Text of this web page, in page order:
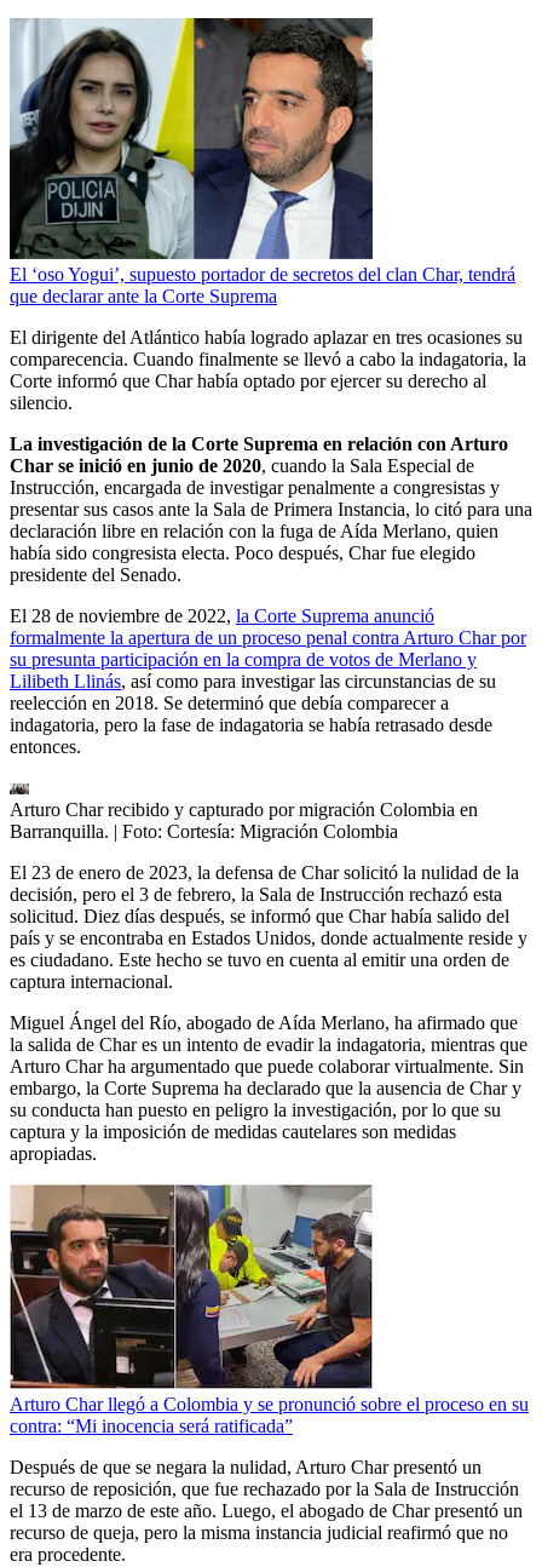
El ‘oso Yogui’, supuesto portador de secretos del clan Char, tendrá
que declarar ante la Corte Suprema
El dirigente del Atlántico había logrado aplazar en tres ocasiones su
comparecencia. Cuando finalmente se llevó a cabo la indagatoria, la
Corte informó que Char había optado por ejercer su derecho al
silencio.
La investigación de la Corte Suprema en relación con Arturo
Char se inició en junio de 2020, cuando la Sala Especial de
Instrucción, encargada de investigar penalmente a congresistas y
presentar sus casos ante la Sala de Primera Instancia, lo citó para una
declaración libre en relación con la fuga de Aída Merlano, quien
había sido congresista electa. Poco después, Char fue elegido
presidente del Senado.
El 28 de noviembre de 2022, la Corte Suprema anunció
formalmente la apertura de un proceso penal contra Arturo Char por
su presunta participación en la compra de votos de Merlano y
Lilibeth Llinás, así como para investigar las circunstancias de su
reelección en 2018. Se determinó que debía comparecer a
indagatoria, pero la fase de indagatoria se había retrasado desde
entonces.
Arturo Char recibido y capturado por migración Colombia en
Barranquilla. | Foto: Cortesía: Migración Colombia
El 23 de enero de 2023, la defensa de Char solicitó la nulidad de la
decisión, pero el 3 de febrero, la Sala de Instrucción rechazó esta
solicitud. Diez días después, se informó que Char había salido del
país y se encontraba en Estados Unidos, donde actualmente reside y
es ciudadano. Este hecho se tuvo en cuenta al emitir una orden de
captura internacional.
Miguel Ángel del Río, abogado de Aída Merlano, ha afirmado que
la salida de Char es un intento de evadir la indagatoria, mientras que
Arturo Char ha argumentado que puede colaborar virtualmente. Sin
embargo, la Corte Suprema ha declarado que la ausencia de Char y
su conducta han puesto en peligro la investigación, por lo que su
captura y la imposición de medidas cautelares son medidas
apropiadas.
Arturo Char llegó a Colombia y se pronunció sobre el proceso en su
contra: “Mi inocencia será ratificada”
Después de que se negara la nulidad, Arturo Char presentó un
recurso de reposición, que fue rechazado por la Sala de Instrucción
el 13 de marzo de este año. Luego, el abogado de Char presentó un
recurso de queja, pero la misma instancia judicial reafirmó que no
era procedente.